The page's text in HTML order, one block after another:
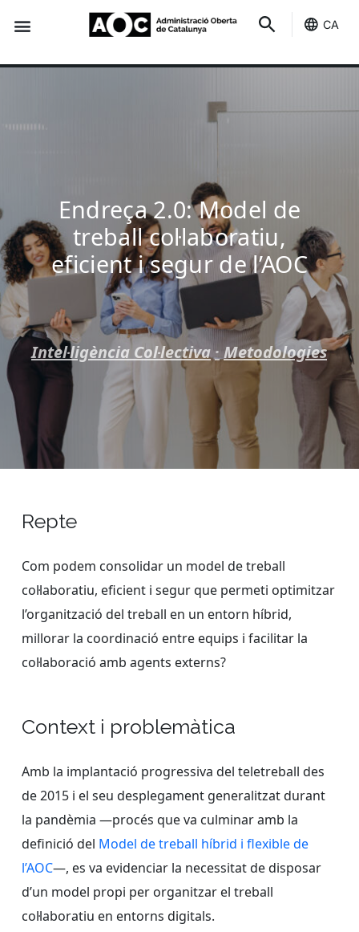
CA
Endreça 2.0: Model de
treball col·laboratiu,
eficient i segur de l’AOC
Intel·ligència Col·lectiva· Metodologies
Repte
Com podem consolidar un model de treball
col·laboratiu, eficient i segur que permeti optimitzar
l’organització del treball en un entorn híbrid,
millorar la coordinació entre equips i facilitar la
col·laboració amb agents externs?
Context i problemàtica
Amb la implantació progressiva del teletreball des
de 2015 i el seu desplegament generalitzat durant
la pandèmia —procés que va culminar amb la
definició del Model de treball híbrid i flexible de
l’AOC—, es va evidenciar la necessitat de disposar
d’un model propi per organitzar el treball
col·laboratiu en entorns digitals.